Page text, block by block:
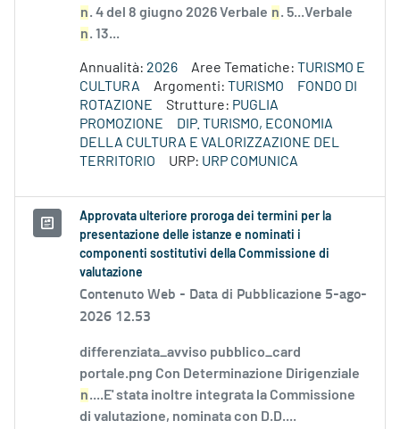
n. 4 del 8 giugno 2026 Verbale n. 5...Verbale
n. 13...
Annualità: 2026 Aree Tematiche: TURISMO E
CULTURA
Argomenti: TURISMO
FONDO DI
ROTAZIONE
Strutture: PUGLIA
PROMOZIONE
DIP. TURISMO, ECONOMIA
DELLA CULTURA E VALORIZZAZIONE DEL
TERRITORIO
URP: URP COMUNICA
Approvata ulteriore proroga dei termini per la
presentazione delle istanze e nominati i
componenti sostitutivi della Commissione di
valutazione
Contenuto Web - Data di Pubblicazione 5-ago-
2026 12.53
differenziata_avviso pubblico_card
portale.png Con Determinazione Dirigenziale
n....E' stata inoltre integrata la Commissione
di valutazione, nominata con D.D....